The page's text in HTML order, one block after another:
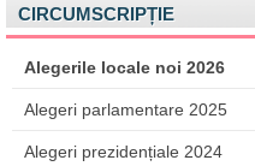
CIRCUMSCRIPȚIE
Alegerile locale noi 2026
Alegeri parlamentare 2025
Alegeri prezidențiale 2024